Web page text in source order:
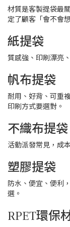
材質是客製提袋最
定了顧客「會不會
紙提袋
質感強、印刷漂亮
帆布提袋
耐用、好背、可重
印刷方式要選對。
不織布提袋
活動派發常見，成
塑膠提袋
防水、便宜、便利
選。
RPET環保